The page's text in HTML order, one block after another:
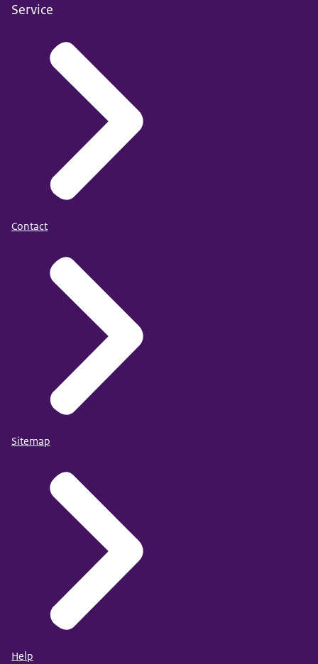
Service
Contact
Sitemap
Help